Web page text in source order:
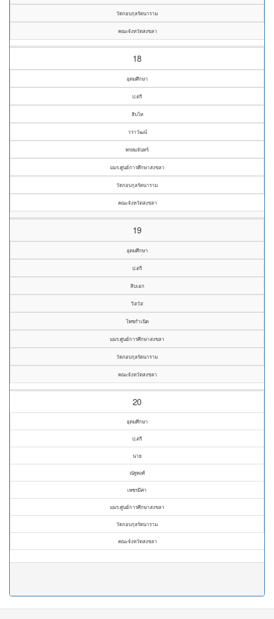
วัดกอบกุลรัตนาราม
คณะจังหวัดสงขลา
18
อุดมศึกษา
ป.ตรี
สิบโท
วราวัฒน์
พรหมจันทร์
มมร.ศูนย์การศึกษาสงขลา
วัดกอบกุลรัตนาราม
คณะจังหวัดสงขลา
19
อุดมศึกษา
ป.ตรี
สิบเอก
วิสวัส
โพชกำเนิด
มมร.ศูนย์การศึกษาสงขลา
วัดกอบกุลรัตนาราม
คณะจังหวัดสงขลา
20
อุดมศึกษา
ป.ตรี
นาย
ณัฐพงศ์
เพชรมีค่า
มมร.ศูนย์การศึกษาสงขลา
วัดกอบกุลรัตนาราม
คณะจังหวัดสงขลา